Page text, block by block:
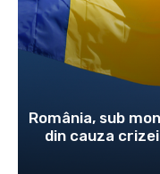
România, sub
din cauza